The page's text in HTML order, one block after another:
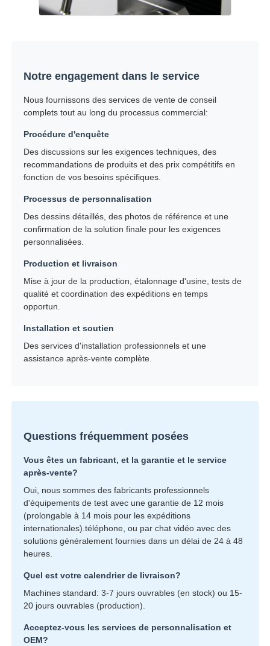
Notre engagement dans le service
Nous fournissons des services de vente de conseil
complets tout au long du processus commercial:
Procédure d'enquête
Des discussions sur les exigences techniques, des
recommandations de produits et des prix compétitifs en
fonction de vos besoins spécifiques.
Processus de personnalisation
Des dessins détaillés, des photos de référence et une
confirmation de la solution finale pour les exigences
personnalisées.
Production et livraison
Mise à jour de la production, étalonnage d'usine, tests de
qualité et coordination des expéditions en temps
opportun.
Installation et soutien
Des services d'installation professionnels et une
assistance après-vente complète.
Questions fréquemment posées
Vous êtes un fabricant, et la garantie et le service
après-vente?
Oui, nous sommes des fabricants professionnels
d'équipements de test avec une garantie de 12 mois
(prolongable à 14 mois pour les expéditions
internationales).téléphone, ou par chat vidéo avec des
solutions généralement fournies dans un délai de 24 à 48
heures.
Quel est votre calendrier de livraison?
Machines standard: 3-7 jours ouvrables (en stock) ou 15-
20 jours ouvrables (production).
Acceptez-vous les services de personnalisation et
OEM?